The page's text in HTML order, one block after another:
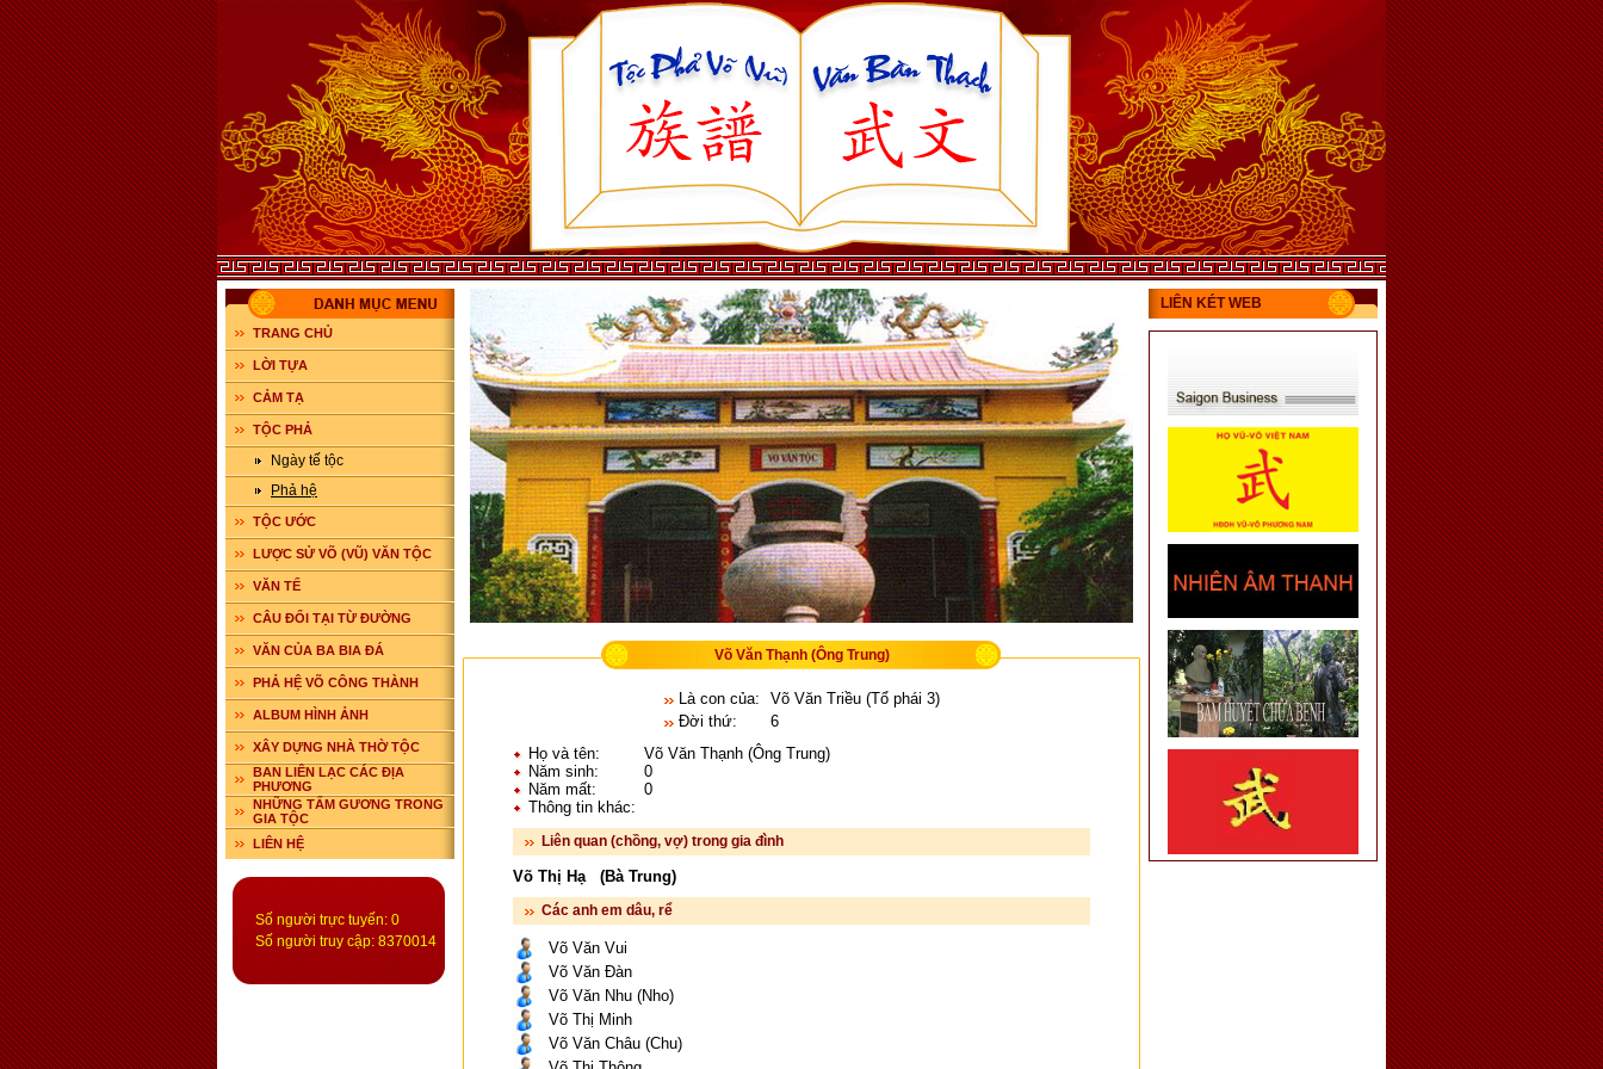
TRANG CHỦ
LỜI TỰA
CẢM TẠ
TỘC PHẢ
Ngày tế tộc
Phả hệ
TỘC ƯỚC
LƯỢC SỬ VÕ (VŨ) VĂN TỘC
VĂN TẾ
CÂU ĐỐI TẠI TỪ ĐƯỜNG
VĂN CỦA BA BIA ĐÁ
PHẢ HỆ VÕ CÔNG THÀNH
ALBUM HÌNH ẢNH
XÂY DỰNG NHÀ THỜ TỘC
BAN LIÊN LẠC CÁC ĐỊA
PHƯƠNG
NHỮNG TẤM GƯƠNG TRONG
GIA TỘC
LIÊN HỆ
Số người trực tuyến: 0
Số người truy cập: 8370014
Võ Văn Thạnh (Ông Trung)
Là con của:
Võ Văn Triều (Tổ phái 3)
Đời thứ:
6
Họ và tên:
Võ Văn Thạnh (Ông Trung)
Năm sinh:
0
Năm mất:
0
Thông tin khác:
Liên quan (chồng, vợ) trong gia đình
Võ Thị Hạ (Bà Trung)
Các anh em dâu, rể
Võ Văn Vui
Võ Văn Đàn
Võ Văn Nhu (Nho)
Võ Thị Minh
Võ Văn Châu (Chu)
LIÊN KÉT WEB